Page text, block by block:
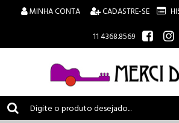
MINHA CONTA CADASTRE-SE
11 4368.8569